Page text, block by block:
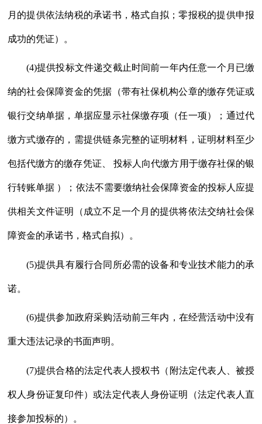
月的提供依法纳税的承诺书，格式自拟；零报税的提供申报
成功的凭证）。
(4)提供投标文件递交截止时间前一年内任意一个月已缴
纳的社会保障资金的凭据（带有社保机构公章的缴存凭证或
银行交纳单据，单据应显示社保缴存项（任一项）；通过代
缴方式缴存的，需提供链条完整的证明材料，证明材料至少
包括代缴方的缴存凭证、 投标人向代缴方用于缴存社保的银
行转账单据 ）；依法不需要缴纳社会保障资金的投标人应提
供相关文件证明（成立不足一个月的提供将依法交纳社会保
障资金的承诺书，格式自拟）。
(5)提供具有履行合同所必需的设备和专业技术能力的承
诺。
(6)提供参加政府采购活动前三年内，在经营活动中没有
重大违法记录的书面声明。
(7)提供合格的法定代表人授权书（附法定代表人、被授
权人身份证复印件）或法定代表人身份证明（法定代表人直
接参加投标的）。